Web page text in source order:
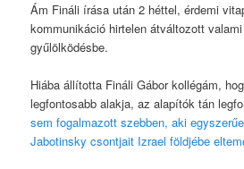
Ám Fináli írása után 2 héttel, érdemi
kommunikáció hirtelen átváltozott
gyűlölködésbe.
Hiába állította Fináli Gábor kollégám,
legfontosabb alakja, az alapítók tán
sem fogalmazott szebben, aki
Jabotinsky csontjait Izrael földjébe